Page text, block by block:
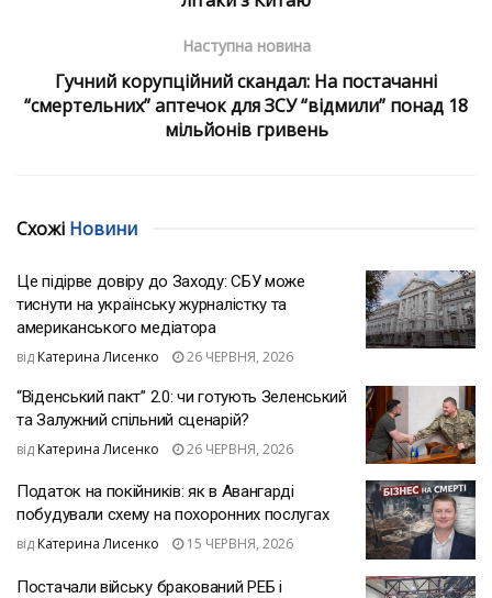
Наступна новина
Гучний корупційний скандал: На постачанні
“смертельних” аптечок для ЗСУ “відмили” понад 18
мільйонів гривень
Схожі Новини
Це підірве довіру до Заходу: СБУ може
тиснути на українську журналістку та
американського медіатора
від Катерина Лисенко 26 ЧЕРВНЯ, 2026
“Віденський пакт” 2.0: чи готують Зеленський
та Залужний спільний сценарій?
від Катерина Лисенко 26 ЧЕРВНЯ, 2026
Податок на покійників: як в Авангарді
побудували схему на похоронних послугах
від Катерина Лисенко 15 ЧЕРВНЯ, 2026
Постачали війську бракований РЕБ і